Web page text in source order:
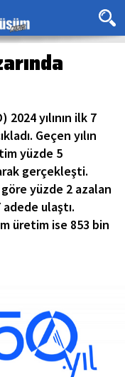
yılının ilk 7
Geçen yılın
yüzde 5
gerçekleşti.
göre yüzde 2 azalan
ulaştı.
üretim ise 853 bin